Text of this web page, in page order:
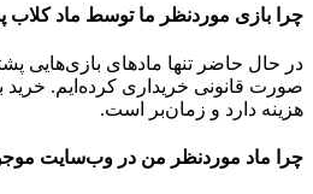
چرا بازی موردنظر ما توسط ماد کلاب
در حال حاضر تنها مادهای بازی‌هایی
صورت قانونی خریداری کرده‌ایم. خرید
هزینه دارد و زمان‌بر است.
چرا ماد موردنظر من در وب‌سایت